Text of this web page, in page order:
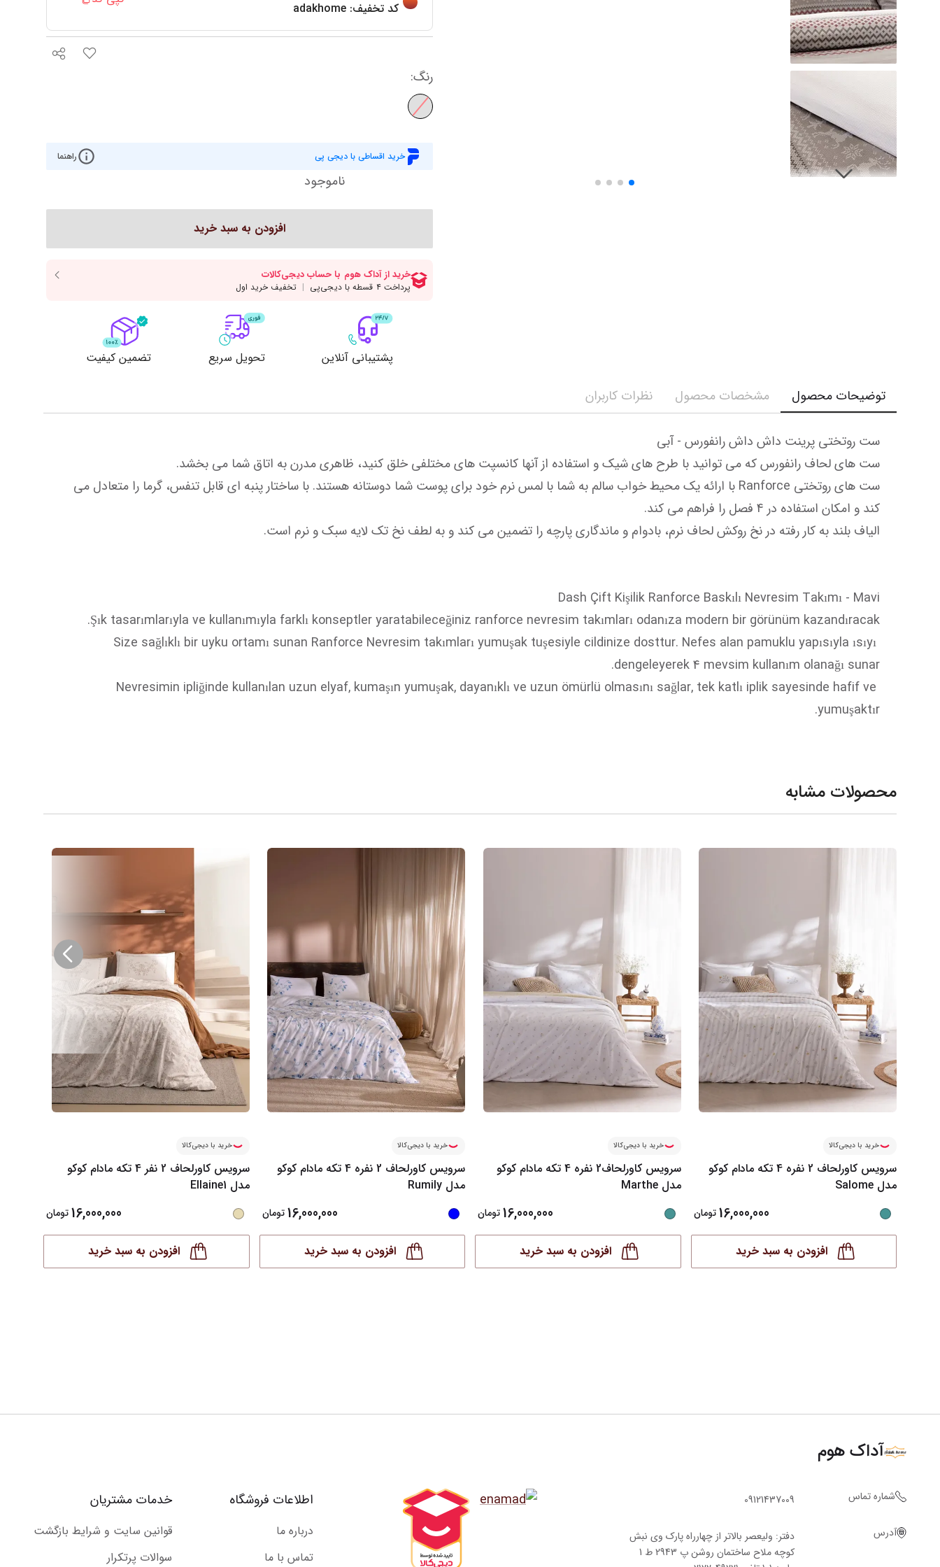
سرو و پذیرایی
رومیزی و شال مبل
نمایش همه محصولات
ظروف نگهدارنده
سرویس غذاخوری
سرویس پخت و پز
نمایش همه محصولات
کاور لحاف مادام کوکو
کاور لحاف زیپ دار
رو تختی دخترانه
کد تخفیف: adakhome
رنگ:
خرید اقساطی با دیجی پی راهنما
ناموجود
افزودن به سبد خرید
پشتیبانی آنلاین تحویل سریع تضمین کیفیت
توضیحات محصول مشخصات محصول نظرات کاربران
Size sağlıklı bir uyku ortamı sunan Ranforce Nevresim takımları yumuşak tuşesiyle cildinize dosttur. Nefes alan pamuklu yapısıyla ısıyı
Nevresimin ipliğinde kullanılan uzun elyaf, kumaşın yumuşak, dayanıklı ve uzun ömürlü olmasını sağlar, tek katlı iplik sayesinde hafif ve
yumuşaktır.
محصولات مشابه
خرید با دیجی‌کالا
سرویس کاورلحاف 2 نفره 4 تکه مادام کوکو
مدل Salome
16,000,000 تومان
افزودن به سبد خرید
خرید با دیجی‌کالا
سرویس کاورلحاف2 نفره 4 تکه مادام کوکو
مدل Marthe
16,000,000تومان
افزودن به سبد خرید
خرید با دیجی‌کالا
سرویس کاورلحاف 2 نفره 4 تکه مادام کوکو
مدل Rumily
16,000,000 تومان
افزودن به سبد خرید
خرید با دیجی‌کالا
سرویس کاورلحاف 2 نفر 4 تکه مادام کوکو
مدل Ellaine1
16,000,000تومان
افزودن به سبد خرید
آداک هوم
شماره تماس 09121437009
آدرس
دفتر: ولیعصر بالاتر از چهارراه پارک وی نبش
کوچه ملاح ساختمان روشن پ 2943 ط 1
اطلاعات فروشگاه
درباره ما
تماس با ما
خدمات مشتریان
قوانین سایت و شرایط بازگشت
سوالات پرتکرار